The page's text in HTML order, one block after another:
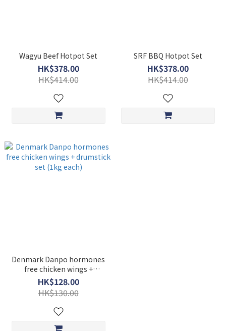
Wagyu Beef Hotpot Set
HK$378.00
HK$414.00
SRF BBQ Hotpot Set
HK$378.00
HK$414.00
Denmark Danpo hormones
free chicken wings +
drumstick set (1kg each)
HK$128.00
HK$130.00